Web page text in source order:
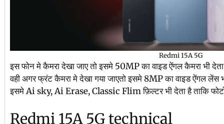
Redmi 15A 5G
इस फोन मे कैमरा देखा जाए तो इसमे 50MP का वाइड ऐंगल कैमरा भी
वही अगर फ्रंट कैमरा मे देखा गया जाएतो इसमे 8MP का वाइड ऐंगल लेंस
इसमे Ai sky, Ai Erase, Classic Flim फ़िल्टर भी देता है ताकि फोटो
Redmi 15A 5G technical